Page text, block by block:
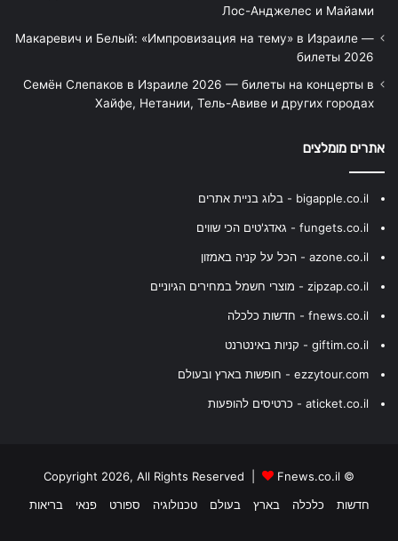
Лос-Анджелес и Майами
Макаревич и Белый: «Импровизация на тему» в Израиле —
билеты 2026
Семён Слепаков в Израиле 2026 — билеты на концерты в
Хайфе, Нетании, Тель-Авиве и других городах
אתרים מומלצים
bigapple.co.il - בלוג בניית אתרים
fungets.co.il - גאדג'טים הכי שווים
azone.co.il - הכל על קניה באמזון
zipzap.co.il - מוצרי חשמל במחירים הגיוניים
fnews.co.il - חדשות כלכלה
giftim.co.il - קניות באינטרנט
ezzytour.com - חופשות בארץ ובעולם
aticket.co.il - כרטיסים להופעות
© Copyright 2026, All Rights Reserved |
Fnews.co.il
חדשות
כלכלה בארץ בעולם טכנולוגיה ספורט פנאי בריאות